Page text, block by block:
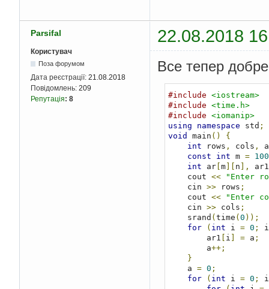
    cout
<<
"0 -
for (;cho > 0 &&
cho ==
            cout
<<
            cin
>>
for
(int
for
}
}
}
for ( int
}
                cout
shift down \nchoice:"
            cin
>>
Parsifal 22.08.2018
Користувач
Поза форумом
Дата реєстрації: 21.08.2018
Повідомлень: 209
Репутація: 8
Все тепер
#include <iostream>
#include <time.h>
#include <iomanip>
using
namespace std ;
void
main ()
{
int rows , cols ,
const
int m = 100
int ar[ m][ n ], ar1
    cout
<<
"Enter
    cin
>> rows ;
    cout
<<
"Enter
    cin
>> cols ;
    srand
( time ( 0 ));
for
( int i = 0 ;
        ar1
i = a ;
        a
++;
}
    a
= 0 ;
for
( int i = 0 ;